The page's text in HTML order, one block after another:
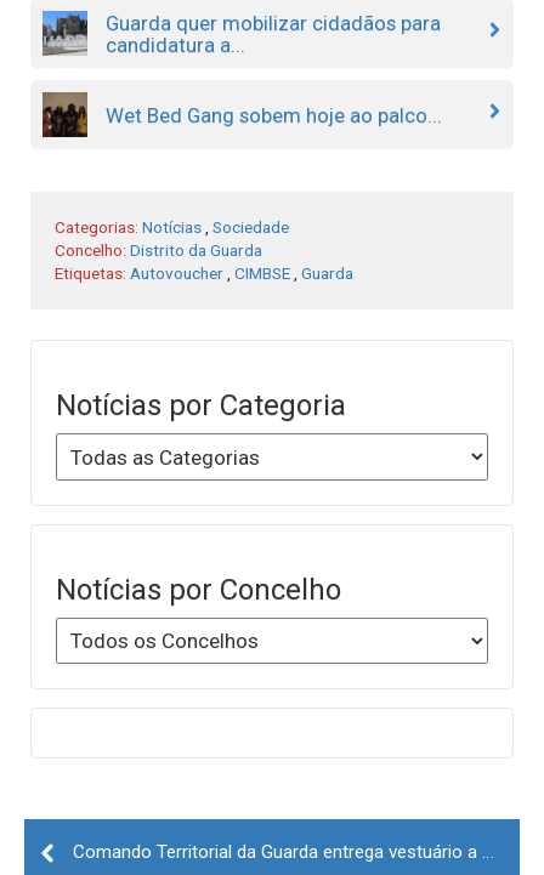
Guarda quer mobilizar cidadãos para
candidatura a...
Wet Bed Gang sobem hoje ao palco...
Categorias: Notícias Sociedade
Concelho: Distrito da Guarda
Etiquetas: Autovoucher CIMBSE Guarda
Notícias por Categoria
Notícias por Concelho
Post
navigation
Comando Territorial da Guarda entrega vestuário a Instituições de Solidariedade Social